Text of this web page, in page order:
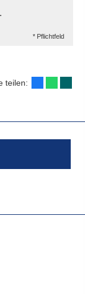
* Pflichtfeld
teilen: